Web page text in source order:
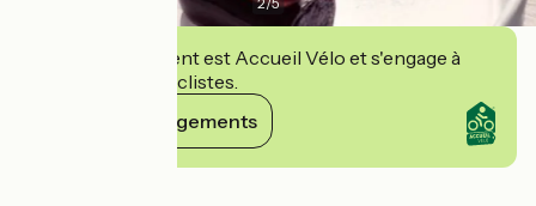
Cet établissement est Accueil Vélo et s'engage à
accueillir des cyclistes.
Voir ses engagements